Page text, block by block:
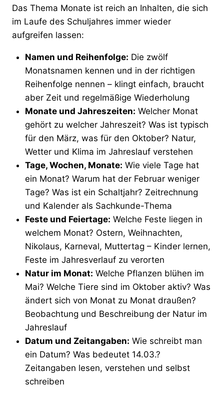
Das Thema Monate ist reich an Inhalten, die sich
im Laufe des Schuljahres immer wieder
aufgreifen lassen:
Namen und Reihenfolge: Die zwölf
Monatsnamen kennen und in der richtigen
Reihenfolge nennen – klingt einfach, braucht
aber Zeit und regelmäßige Wiederholung
Monate und Jahreszeiten: Welcher Monat
gehört zu welcher Jahreszeit? Was ist typisch
für den März, was für den Oktober? Natur,
Wetter und Klima im Jahreslauf verstehen
Tage, Wochen, Monate: Wie viele Tage hat
ein Monat? Warum hat der Februar weniger
Tage? Was ist ein Schaltjahr? Zeitrechnung
und Kalender als Sachkunde-Thema
Feste und Feiertage: Welche Feste liegen in
welchem Monat? Ostern, Weihnachten,
Nikolaus, Karneval, Muttertag – Kinder lernen,
Feste im Jahresverlauf zu verorten
Natur im Monat: Welche Pflanzen blühen im
Mai? Welche Tiere sind im Oktober aktiv? Was
ändert sich von Monat zu Monat draußen?
Beobachtung und Beschreibung der Natur im
Jahreslauf
Datum und Zeitangaben: Wie schreibt man
ein Datum? Was bedeutet 14.03.?
Zeitangaben lesen, verstehen und selbst
schreiben